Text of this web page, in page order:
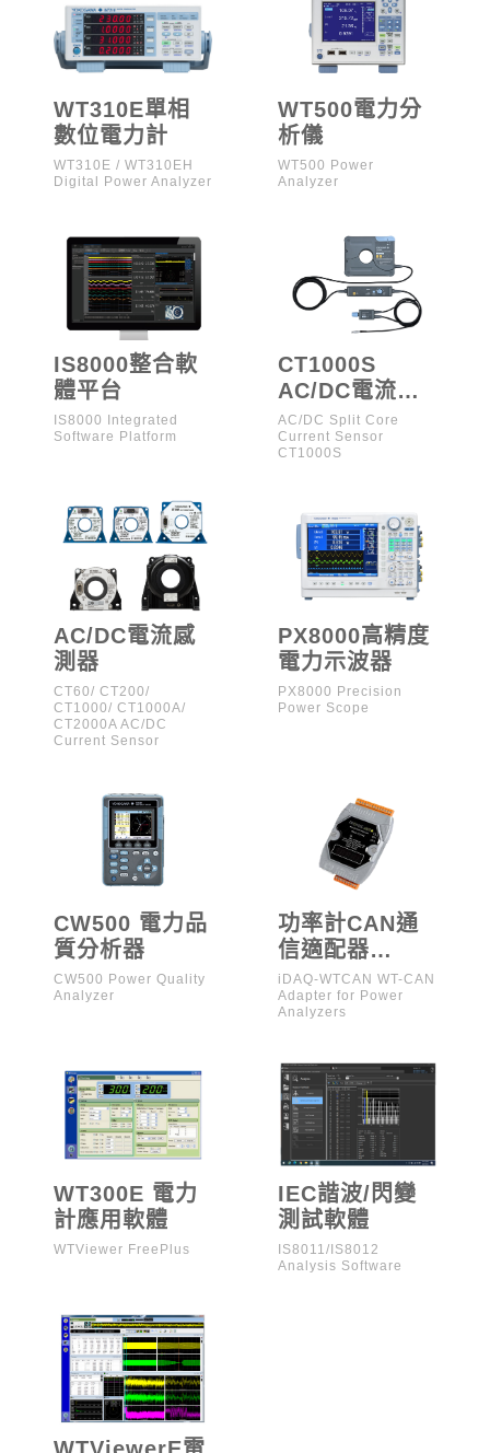
WT310E單相
數位電力計
WT310E / WT310EH
Digital Power Analyzer
WT500電力分
析儀
WT500 Power
Analyzer
IS8000整合軟
體平台
IS8000 Integrated
Software Platform
CT1000S
AC/DC電流感
測器
AC/DC Split Core
Current Sensor
CT1000S
AC/DC電流感
測器
CT60/ CT200/
CT1000/ CT1000A/
CT2000A AC/DC
Current Sensor
PX8000高精度
電力示波器
PX8000 Precision
Power Scope
CW500 電力品
質分析器
CW500 Power Quality
Analyzer
功率計CAN通
信適配器
iDAQ-WTCAN
iDAQ-WTCAN WT-CAN
Adapter for Power
Analyzers
WT300E 電力
計應用軟體
WTViewer FreePlus
IEC諧波/閃變
測試軟體
IS8011/IS8012
Analysis Software